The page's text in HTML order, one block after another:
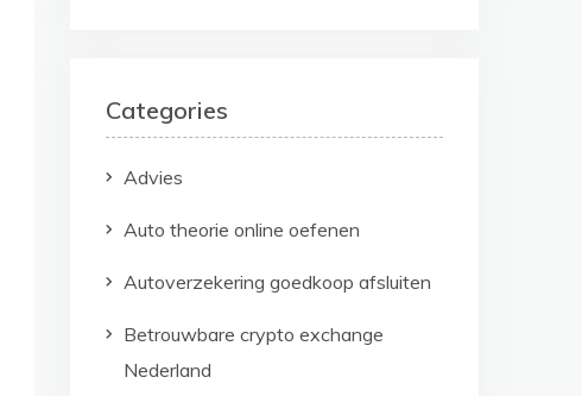
Categories
Advies
Auto theorie online oefenen
Autoverzekering goedkoop afsluiten
Betrouwbare crypto exchange
Nederland